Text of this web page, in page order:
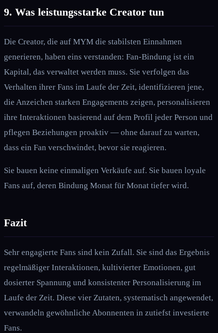
9. Was leistungsstarke Creator tun
Die Creator, die auf MYM die stabilsten Einnahmen
generieren, haben eins verstanden: Fan-Bindung ist ein
Kapital, das verwaltet werden muss. Sie verfolgen das
Verhalten ihrer Fans im Laufe der Zeit, identifizieren jene,
die Anzeichen starken Engagements zeigen, personalisieren
ihre Interaktionen basierend auf dem Profil jeder Person und
pflegen Beziehungen proaktiv — ohne darauf zu warten,
dass ein Fan verschwindet, bevor sie reagieren.
Sie bauen keine einmaligen Verkäufe auf. Sie bauen loyale
Fans auf, deren Bindung Monat für Monat tiefer wird.
Fazit
Sehr engagierte Fans sind kein Zufall. Sie sind das Ergebnis
regelmäßiger Interaktionen, kultivierter Emotionen, gut
dosierter Spannung und konsistenter Personalisierung im
Laufe der Zeit. Diese vier Zutaten, systematisch angewendet,
verwandeln gewöhnliche Abonnenten in zutiefst investierte
Fans.